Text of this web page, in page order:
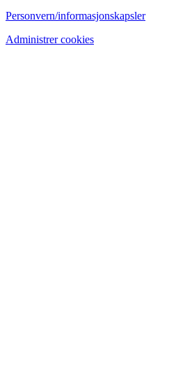
Personvern/informasjonskapsler
Administrer cookies